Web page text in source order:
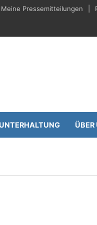
Meine Pressemitteilungen
UNTERHALTUNG ÜBER